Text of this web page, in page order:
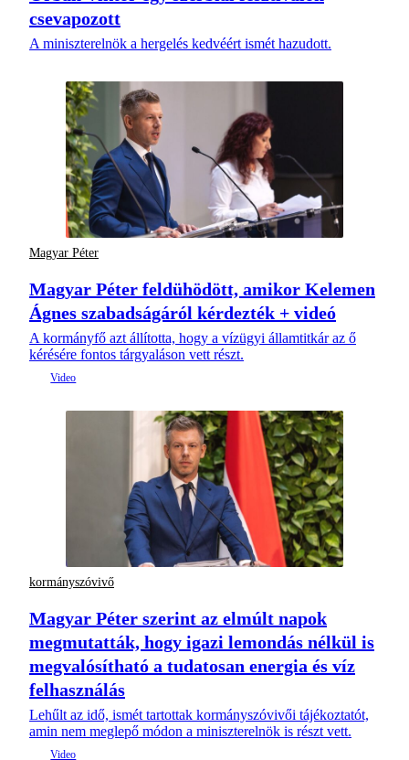
csevapozott
A miniszterelnök a hergelés kedvéért ismét hazudott.
Magyar Péter
Magyar Péter feldühödött, amikor Kelemen
Ágnes szabadságáról kérdezték + videó
A kormányfő azt állította, hogy a vízügyi államtitkár az ő
kérésére fontos tárgyaláson vett részt.
kormányszóvivő
Magyar Péter szerint az elmúlt napok
megmutatták, hogy igazi lemondás nélkül is
megvalósítható a tudatosan energia és víz
felhasználás
Lehűlt az idő, ismét tartottak kormányszóvivői tájékoztatót,
amin nem meglepő módon a miniszterelnök is részt vett.